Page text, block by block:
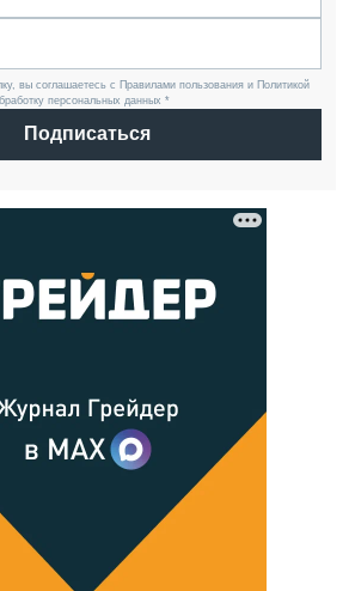
вы соглашаетесь с Правилами пользования и Политикой
персональных данных *
Подписаться